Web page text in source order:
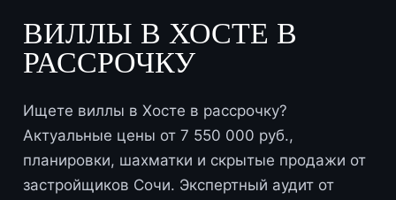
ВИЛЛЫ В ХОСТЕ В
РАССРОЧКУ
Ищете виллы в Хосте в рассрочку?
Актуальные цены от 7 550 000 руб.,
планировки, шахматки и скрытые продажи от
застройщиков Сочи. Экспертный аудит от